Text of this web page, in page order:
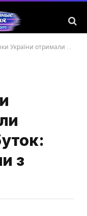
прибуток: скільки заробили з початку року
з